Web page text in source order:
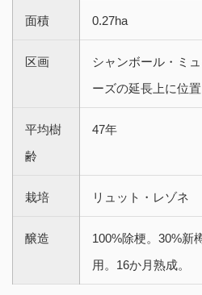
面積 0.27ha
区画
シャンボール・ミ
ーズの延長上に位
平均樹
齢
47年
栽培 リュット・レゾネ
醸造
100%除梗。30%新
用。16か月熟成。